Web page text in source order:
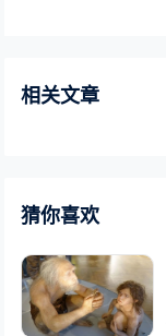
相关文章
猜你喜欢